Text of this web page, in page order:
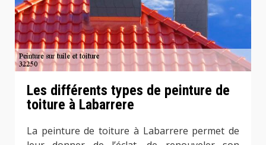
Les différents types de peinture de
toiture à Labarrere
La peinture de toiture à Labarrere permet de